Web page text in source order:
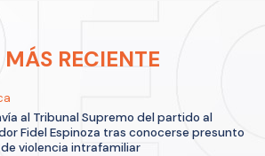
MÁS RECIENTE
al Tribunal Supremo del partido al
Fidel Espinoza tras conocerse presunto
violencia intrafamiliar